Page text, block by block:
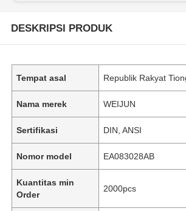
DESKRIPSI PRODUK
Tempat asal Republik Rakyat
Nama merek WEIJUN
Sertifikasi DIN, ANSI
Nomor model EA083028AB
Kuantitas min
Order
2000pcs